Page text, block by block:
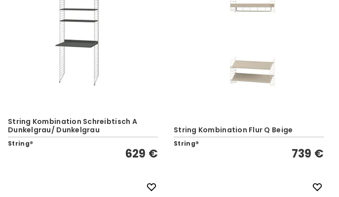
String Kombination Schreibtisch A
Dunkelgrau/ Dunkelgrau
String®
629 €
String Kombination Flur Q Beige
String®
739 €